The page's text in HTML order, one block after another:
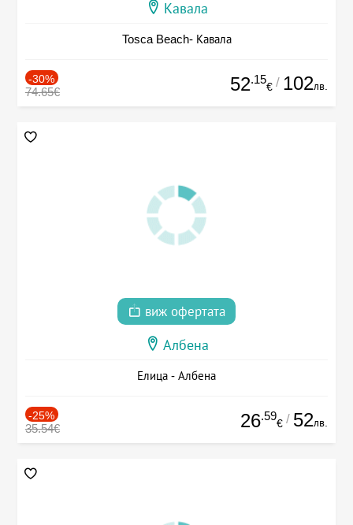
Кавала
Tosca Beach- Кавала
-30%
74.65€ 52.15
€ / 102лв.
виж офертата
Албена
Елица - Албена
-25%
35.54€ 26.59
€ / 52лв.